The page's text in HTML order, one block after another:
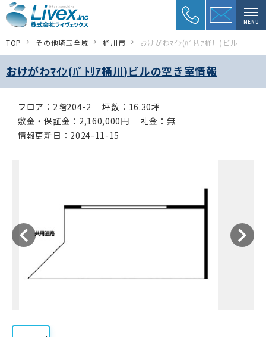
MENU
TOP その他埼玉全域 桶川市 おけがわﾏｲﾝ(ﾊﾟﾄﾘｱ桶川)ビル
おけがわﾏｲﾝ(ﾊﾟﾄﾘｱ桶川)ビルの空き室情報
フロア：2階204-2
坪数：16.30坪
敷金・保証金：2,160,000円
礼金：無
情報更新日：2024-11-15